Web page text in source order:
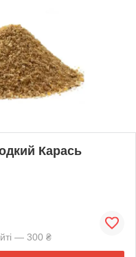
Карась
— 300 ₴